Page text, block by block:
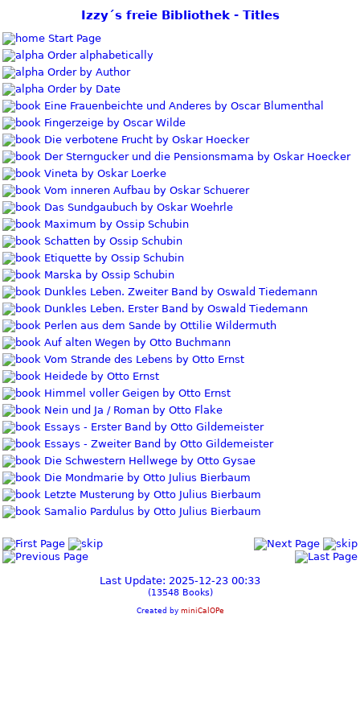
Izzy´s freie Bibliothek - Titles
Start Page
Order alphabetically
Order by Author
Order by Date
Eine Frauenbeichte und Anderes by Oscar Blumenthal
Fingerzeige by Oscar Wilde
Die verbotene Frucht by Oskar Hoecker
Der Sterngucker und die Pensionsmama by Oskar Hoecker
Vineta by Oskar Loerke
Vom inneren Aufbau by Oskar Schuerer
Das Sundgaubuch by Oskar Woehrle
Maximum by Ossip Schubin
Schatten by Ossip Schubin
Etiquette by Ossip Schubin
Marska by Ossip Schubin
Dunkles Leben. Zweiter Band by Oswald Tiedemann
Dunkles Leben. Erster Band by Oswald Tiedemann
Perlen aus dem Sande by Ottilie Wildermuth
Auf alten Wegen by Otto Buchmann
Vom Strande des Lebens by Otto Ernst
Heidede by Otto Ernst
Himmel voller Geigen by Otto Ernst
Nein und Ja / Roman by Otto Flake
Essays - Erster Band by Otto Gildemeister
Essays - Zweiter Band by Otto Gildemeister
Die Schwestern Hellwege by Otto Gysae
Die Mondmarie by Otto Julius Bierbaum
Letzte Musterung by Otto Julius Bierbaum
Samalio Pardulus by Otto Julius Bierbaum
Last Update: 2025-12-23 00:33
(13548 Books)
Created by miniCalOPe